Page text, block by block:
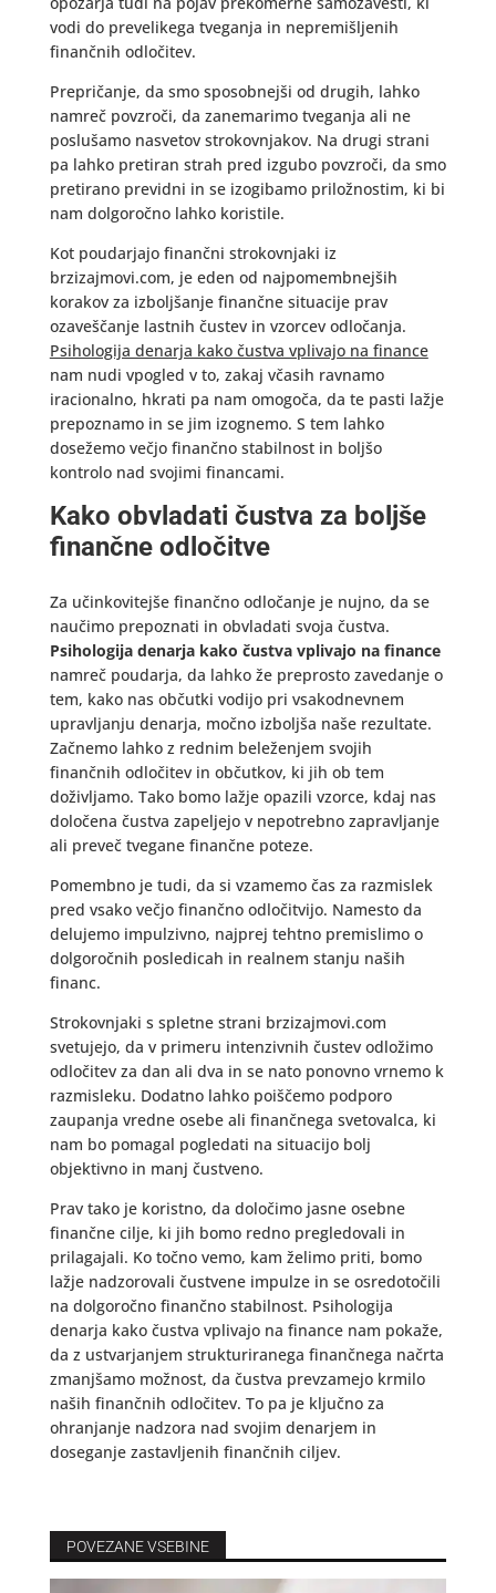
vodi do prevelikega tveganja in nepremišljenih
finančnih odločitev.
Prepričanje, da smo sposobnejši od drugih, lahko
namreč povzroči, da zanemarimo tveganja ali ne
poslušamo nasvetov strokovnjakov. Na drugi strani
pa lahko pretiran strah pred izgubo povzroči, da smo
pretirano previdni in se izogibamo priložnostim, ki bi
nam dolgoročno lahko koristile.
Kot poudarjajo finančni strokovnjaki iz
brzizajmovi.com, je eden od najpomembnejših
korakov za izboljšanje finančne situacije prav
ozaveščanje lastnih čustev in vzorcev odločanja.
Psihologija denarja kako čustva vplivajo na finance
nam nudi vpogled v to, zakaj včasih ravnamo
iracionalno, hkrati pa nam omogoča, da te pasti lažje
prepoznamo in se jim izognemo. S tem lahko
dosežemo večjo finančno stabilnost in boljšo
kontrolo nad svojimi financami.
Kako obvladati čustva za boljše
finančne odločitve
Za učinkovitejše finančno odločanje je nujno, da se
naučimo prepoznati in obvladati svoja čustva.
Psihologija denarja kako čustva vplivajo na finance
namreč poudarja, da lahko že preprosto zavedanje o
tem, kako nas občutki vodijo pri vsakodnevnem
upravljanju denarja, močno izboljša naše rezultate.
Začnemo lahko z rednim beleženjem svojih
finančnih odločitev in občutkov, ki jih ob tem
doživljamo. Tako bomo lažje opazili vzorce, kdaj nas
določena čustva zapeljejo v nepotrebno zapravljanje
ali preveč tvegane finančne poteze.
Pomembno je tudi, da si vzamemo čas za razmislek
pred vsako večjo finančno odločitvijo. Namesto da
delujemo impulzivno, najprej tehtno premislimo o
dolgoročnih posledicah in realnem stanju naših
financ.
Strokovnjaki s spletne strani brzizajmovi.com
svetujejo, da v primeru intenzivnih čustev odložimo
odločitev za dan ali dva in se nato ponovno vrnemo k
razmisleku. Dodatno lahko poiščemo podporo
zaupanja vredne osebe ali finančnega svetovalca, ki
nam bo pomagal pogledati na situacijo bolj
objektivno in manj čustveno.
Prav tako je koristno, da določimo jasne osebne
finančne cilje, ki jih bomo redno pregledovali in
prilagajali. Ko točno vemo, kam želimo priti, bomo
lažje nadzorovali čustvene impulze in se osredotočili
na dolgoročno finančno stabilnost. Psihologija
denarja kako čustva vplivajo na finance nam pokaže,
da z ustvarjanjem strukturiranega finančnega načrta
zmanjšamo možnost, da čustva prevzamejo krmilo
naših finančnih odločitev. To pa je ključno za
ohranjanje nadzora nad svojim denarjem in
doseganje zastavljenih finančnih ciljev.
POVEZANE VSEBINE